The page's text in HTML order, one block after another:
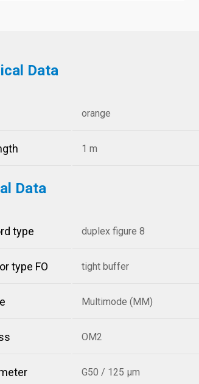
Data
orange
1 m
Data
type duplex figure 8
type FO tight buffer
Multimode (MM)
OM2
G50 / 125 µm